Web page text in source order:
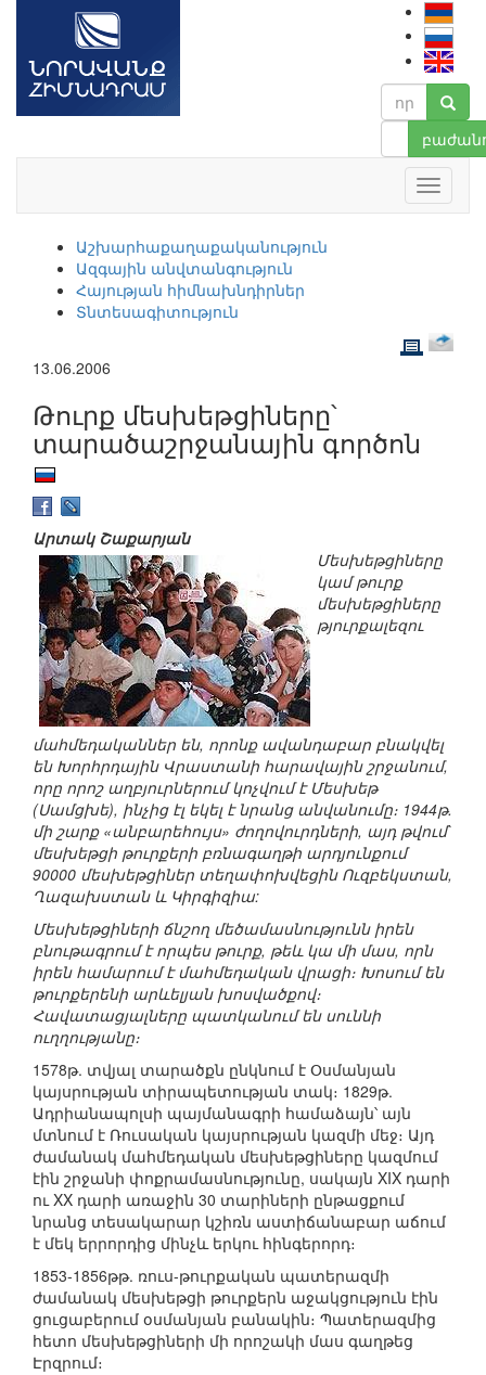
Աշխարհաքաղաքականություն
Ազգային անվտանգություն
Հայության հիմնախնդիրներ
Տնտեսագիտություն
13.06.2006
Թուրք մեսխեթցիները՝
տարածաշրջանային գործոն
Արտակ Շաքարյան
Մեսխեթցիները
կամ թուրք
մեսխեթցիները
թյուրքալեզու
մահմեդականներ են, որոնք ավանդաբար բնակվել
են Խորհրդային Վրաստանի հարավային շրջանում,
որը որոշ աղբյուրներում կոչվում է Մեսխեթ
(Սամցխե), ինչից էլ եկել է նրանց անվանումը։ 1944թ.
մի շարք «անբարեհույս» ժողովուրդների, այդ թվում`
մեսխեթցի թուրքերի բռնագաղթի արդյունքում
90000 մեսխեթցիներ տեղափոխվեցին Ուզբեկստան,
Ղազախստան և Կիրգիզիա:
Մեսխեթցիների ճնշող մեծամասնությունն իրեն
բնութագրում է որպես թուրք, թեև կա մի մաս, որն
իրեն համարում է մահմեդական վրացի։ Խոսում են
թուրքերենի արևելյան խոսվածքով։
Հավատացյալները պատկանում են սուննի
ուղղությանը։
1578թ. տվյալ տարածքն ընկնում է Օսմանյան
կայսրության տիրապետության տակ։ 1829թ.
Ադրիանապոլսի պայմանագրի համաձայն՝ այն
մտնում է Ռուսական կայսրության կազմի մեջ։ Այդ
ժամանակ մահմեդական մեսխեթցիները կազմում
էին շրջանի փոքրամասնությունը, սակայն XIX դարի
ու XX դարի առաջին 30 տարիների ընթացքում
նրանց տեսակարար կշիռն աստիճանաբար աճում
է մեկ երրորդից մինչև երկու հինգերորդ։
1853-1856թթ. ռուս-թուրքական պատերազմի
ժամանակ մեսխեթցի թուրքերն աջակցություն էին
ցուցաբերում օսմանյան բանակին։ Պատերազմից
հետո մեսխեթցիների մի որոշակի մաս գաղթեց
Էրզրում։